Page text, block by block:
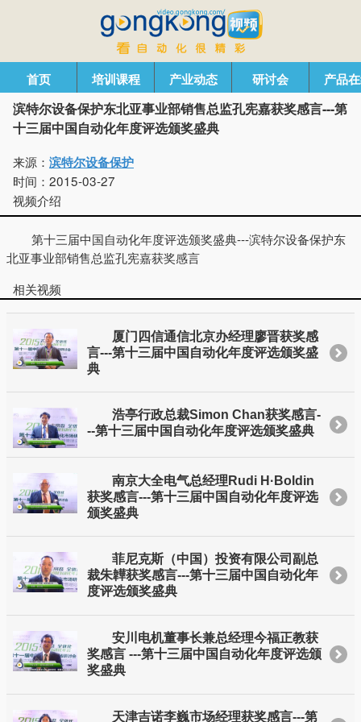
首页 培训课程 产业动态 研讨会 产品
滨特尔设备保护东北亚事业部销售总监孔宪嘉获奖感言---第
十三届中国自动化年度评选颁奖盛典
来源： 滨特尔设备保护
时间： 2015-03-27
视频介绍
第十三届中国自动化年度评选颁奖盛典---滨特尔设备保护东
北亚事业部销售总监孔宪嘉获奖感言
相关视频
厦门四信通信北京办经理廖晋获奖感
言---第十三届中国自动化年度评选颁奖盛
典
浩亭行政总裁Simon Chan获奖感言-
--第十三届中国自动化年度评选颁奖盛典
南京大全电气总经理Rudi H·Boldin
获奖感言---第十三届中国自动化年度评选
颁奖盛典
菲尼克斯（中国）投资有限公司副总
裁朱韡获奖感言---第十三届中国自动化年
度评选颁奖盛典
安川电机董事长兼总经理今福正教获
奖感言 ---第十三届中国自动化年度评选颁
奖盛典
天津吉诺李巍市场经理获奖感言---第